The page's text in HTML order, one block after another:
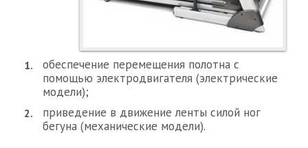
обеспечение перемещения полотна с
помощью электродвигателя (электрические
модели);
приведение в движение ленты силой ног
бегуна (механические модели).